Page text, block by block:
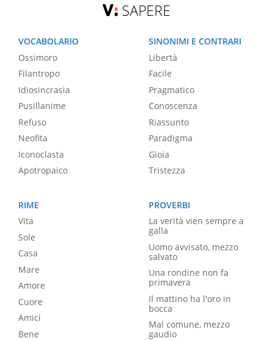
SAPERE
VOCABOLARIO
Ossimoro
Filantropo
Idiosincrasia
Pusillanime
Refuso
Neofita
Iconoclasta
Apotropaico
SINONIMI E CONTRARI
Libertà
Facile
Pragmatico
Conoscenza
Riassunto
Paradigma
Gioia
Tristezza
RIME
Vita
Sole
Casa
Mare
Amore
Cuore
Amici
Bene
PROVERBI
La verità vien sempre a
galla
Uomo avvisato, mezzo
salvato
Una rondine non fa
primavera
Il mattino ha l'oro in
bocca
Mal comune, mezzo
gaudio